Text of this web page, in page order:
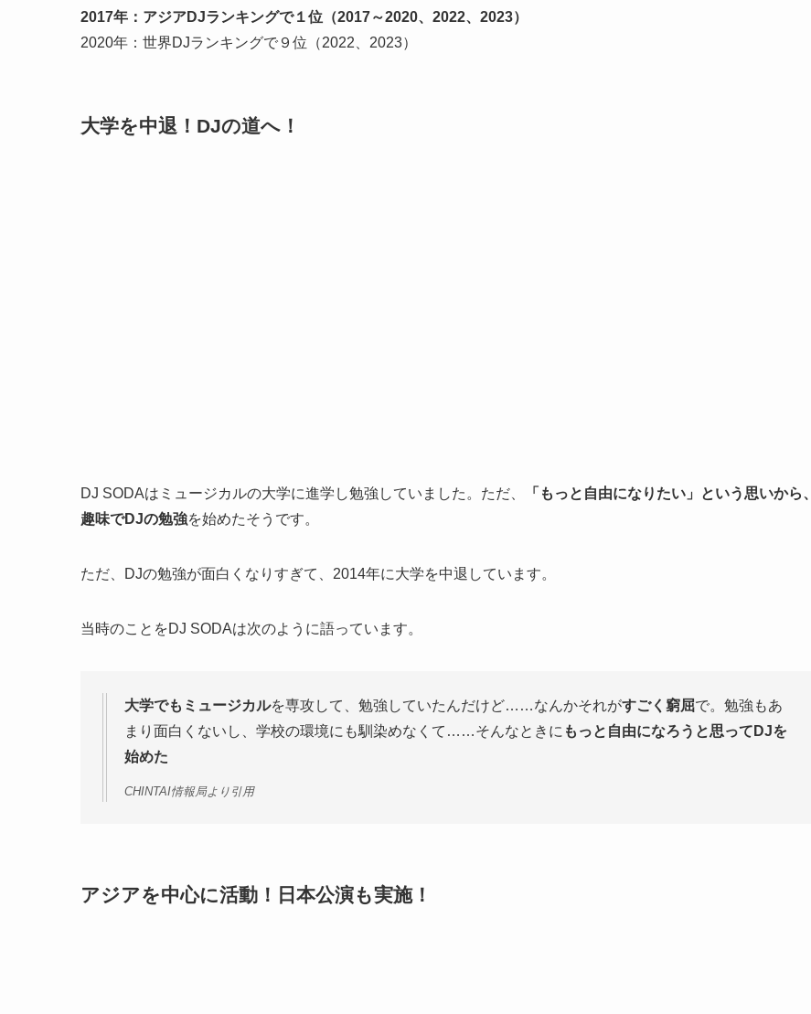
2017年：アジアDJランキングで１位（2017～2020、2022、2023）
2020年：世界DJランキングで９位（2022、2023）
大学を中退！DJの道へ！
DJ SODAはミュージカルの大学に進学し勉強していました。ただ、
「もっと自由になりたい」という思いから、
趣味でDJの勉強を始めたそうです。
ただ、DJの勉強が面白くなりすぎて、2014年に大学を中退しています。
当時のことをDJ SODAは次のように語っています。
大学でもミュージカルを専攻して、勉強していたんだけど……なんかそれがすごく窮屈で。勉強もあ
まり面白くないし、学校の環境にも馴染めなくて……そんなときに もっと自由になろうと思ってDJを
始めた
CHINTAI情報局より引用
アジアを中心に活動！日本公演も実施！